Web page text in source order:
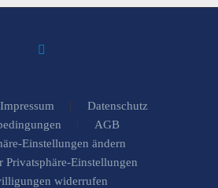
Impressum
Datenschutz
AGB
Einstellungen ändern
Privatsphäre-Einstellungen
widerrufen